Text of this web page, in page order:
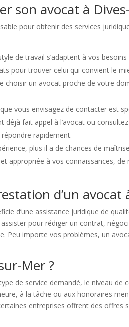
son avocat à
pour obtenir des services
de travail s’adaptent à vos
pour trouver celui qui convient le
choisir un avocat proche de votre
vous envisagez de contacter est
déjà fait appel à l’avocat ou
rapidement.
plus il a de chances de
appropriée à vos connaissances,
d’un avocat
d’une assistance juridique de
pour rédiger un contrat,
Peu importe vos problèmes, un
Mer ?
de service demandé, le niveau
à la tâche ou aux honoraires
entreprises offrent des offres